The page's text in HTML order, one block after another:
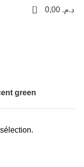
0 د.م.
green